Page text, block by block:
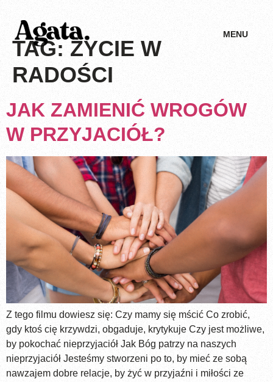
MENU
TAG: ŻYCIE W
RADOŚCI
JAK ZAMIENIĆ WROGÓW
W PRZYJACIÓŁ?
Z tego filmu dowiesz się: Czy mamy się mścić Co zrobić,
gdy ktoś cię krzywdzi, obgaduje, krytykuje Czy jest możliwe,
by pokochać nieprzyjaciół Jak Bóg patrzy na naszych
nieprzyjaciół Jesteśmy stworzeni po to, by mieć ze sobą
nawzajem dobre relacje, by żyć w przyjaźni i miłości ze